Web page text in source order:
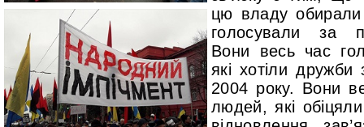
цю владу
голосували за
Вони весь час
які хотіли
2004 року. Вони
людей, які